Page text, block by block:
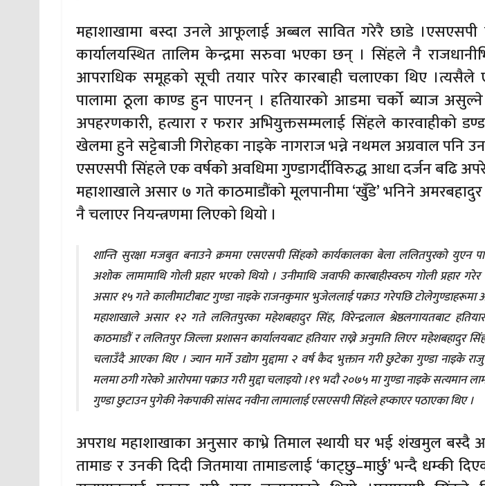
महाशाखामा बस्दा उनले आफूलाई अब्बल सावित गरेरै छाडे ।एसएसपी
कार्यालयस्थित तालिम केन्द्रमा सरुवा भएका छन् । सिंहले नै
आपराधिक समूहको सूची तयार पारेर कारबाही चलाएका थिए ।त्यसैले
पालामा ठूला काण्ड हुन पाएनन् । हतियारको आडमा चर्को ब्याज असुल्ने
अपहरणकारी, हत्यारा र फरार अभियुक्तसम्मलाई सिंहले कारवाहीको डण्डा
खेलमा हुने सट्टेबाजी गिरोहका नाइके नागराज भन्ने नथमल अग्रवाल पनि
एसएसपी सिंहले एक वर्षको अवधिमा गुण्डागर्दीविरुद्ध आधा दर्जन बढि
महाशाखाले असार ७ गते काठमाडौंको मूलपानीमा ‘खुँडे’ भनिने अमरबहादुर
नै चलाएर नियन्त्रणमा लिएको थियो ।
शान्ति सुरक्षा मजबुत बनाउने क्रममा एसएसपी सिंहको कार्यकालका बेला ललितपुरको युएन
अशोक लामामाथि गोली प्रहार भएको थियो । उनीमाथि जवाफी कारबाहीस्वरुप गोली प्रहार
असार १५ गते कालीमाटीबाट गुण्डा नाइके राजनकुमार भुजेललाई पक्राउ गरेपछि
महाशाखाले असार १२ गते ललितपुरका महेशबहादुर सिंह, विरेन्द्रलाल श्रेष्ठलगायतबाट
काठमाडौं र ललितपुर जिल्ला प्रशासन कार्यालयबाट हतियार राख्ने अनुमति लिएर महेशबहादुर
चलाउँदै आएका थिए । ज्यान मार्ने उद्योग मुद्दामा २ वर्ष कैद भुक्तान गरी छुटेका गुण्डा नाइके राजु
मलमा ठगी गरेको आरोपमा पक्राउ गरी मुद्दा चलाइयो ।१९ भदौ २०७५ मा गुण्डा नाइके सत्यमान
गुण्डा छुटाउन पुगेकी नेकपाकी सांसद नवीना लामालाई एसएसपी सिंहले हप्काएर पठाएका थिए ।
अपराध महाशाखाका अनुसार काभ्रे तिमाल स्थायी घर भई शंखमुल बस्दै
तामाङ र उनकी दिदी जितमाया तामाङलाई ‘काट्छु–मार्छु’ भन्दै धम्की